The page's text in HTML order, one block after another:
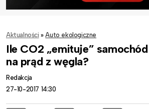
Aktualności » Auto ekologiczne
Ile CO2 „emituje”
na prąd z węgla?
Redakcja
27-10-2017 14:30